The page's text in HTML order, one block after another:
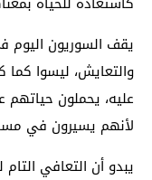
يقف السوريون اليوم
والتعايش، ليسوا كما
عليه، يحملون
لأنهم يسيرون في
يبدو أن التعافي